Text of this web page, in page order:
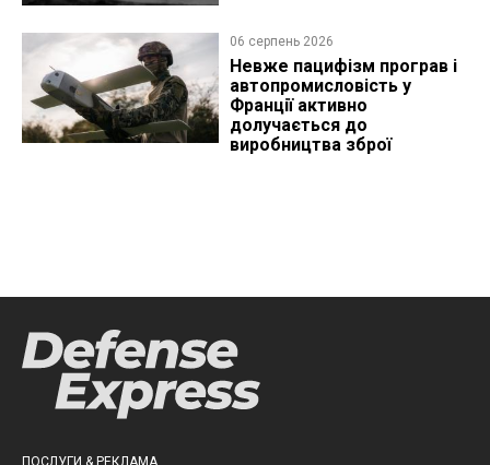
06 серпень 2026
Невже пацифізм програв і
автопромисловість у
Франції активно
долучається до
виробництва зброї